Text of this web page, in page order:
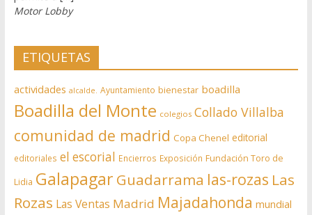
Motor Lobby
ETIQUETAS
actividades alcalde. Ayuntamiento bienestar boadilla
Boadilla del Monte colegios Collado Villalba
comunidad de madrid Copa Chenel editorial
editoriales el escorial Encierros Exposición Fundación Toro de
Lidia Galapagar Guadarrama las-rozas Las
Rozas Las Ventas Madrid Majadahonda mundial